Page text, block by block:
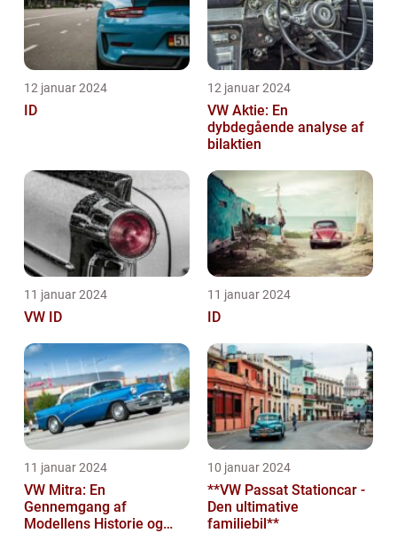
12 januar 2024
ID
12 januar 2024
VW Aktie: En
dybdegående analyse af
bilaktien
11 januar 2024
VW ID
11 januar 2024
ID
11 januar 2024
VW Mitra: En
Gennemgang af
Modellens Historie og
10 januar 2024
**VW Passat Stationcar -
Den ultimative
familiebil**